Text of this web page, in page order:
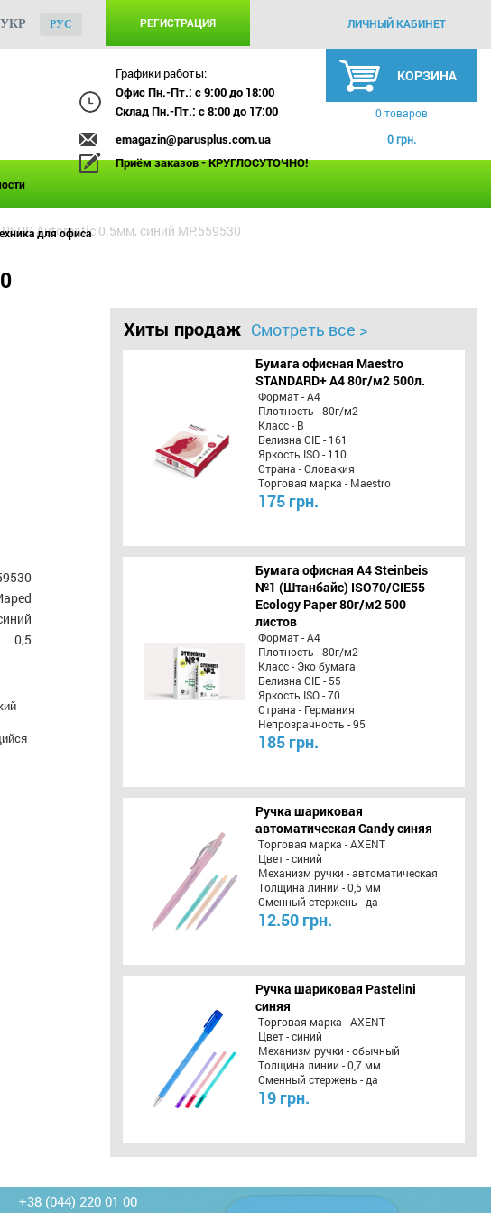
РЕГИСТРАЦИЯ ЛИЧНЫЙ КАБИНЕТ
УКР РУС
Графики работы:
Офис Пн.-Пт.: с 9:00 до 18:00
Склад Пн.-Пт.: с 8:00 до 17:00
emagazin@parusplus.com.ua
Приём заказов - КРУГЛОСУТОЧНО!
КОРЗИНА
0 товаров
0 грн.
для офиса
Automatic 0.5мм, синий MP.559530
0,5
Хиты продаж Смотреть все >
Бумага офисная Maestro
STANDARD+ А4 80г/м2 500л.
Формат - А4
Плотность - 80г/м2
Класс - B
Белизна CIE - 161
Яркость ISO - 110
Страна - Словакия
Торговая марка - Maestro
175 грн.
Бумага офисная A4 Steinbeis
№1 (Штанбайс) ISO70/СІЕ55
Ecology Paper 80г/м2 500
листов
Формат - А4
Плотность - 80г/м2
Класс - Эко бумага
Белизна CIE - 55
Яркость ISO - 70
Страна - Германия
Непрозрачность - 95
185 грн.
Ручка шариковая
автоматическая Candy синяя
Торговая марка - AXENT
Цвет - синий
Механизм ручки - автоматическая
Толщина линии - 0,5 мм
Сменный стержень - да
12.50 грн.
Ручка шариковая Pastelini
синяя
Торговая марка - AXENT
Цвет - синий
Механизм ручки - обычный
Толщина линии - 0,7 мм
Сменный стержень - да
19 грн.
+38 (044) 220 01 00